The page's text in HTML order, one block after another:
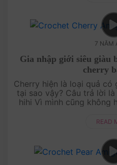
7 NĂM
Gia nhập giới siêu giàu
cherry
Cherry hiện là loại quả có
tại sao vậy? Câu trả lời
hihi Vì mình cũng không
READ